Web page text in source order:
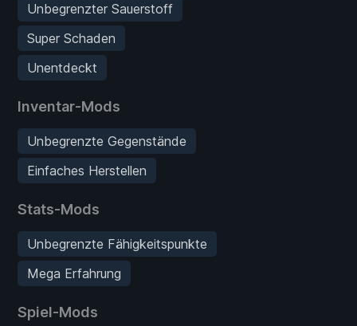
Unbegrenzter Sauerstoff
Super Schaden
Unentdeckt
Inventar-Mods
Unbegrenzte Gegenstände
Einfaches Herstellen
Stats-Mods
Unbegrenzte Fähigkeitspunkte
Mega Erfahrung
Spiel-Mods